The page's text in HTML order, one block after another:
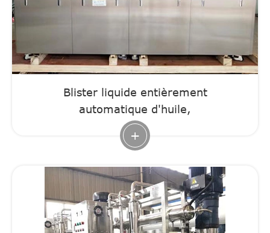
Blister liquide entièrement
automatique d'huile,
+